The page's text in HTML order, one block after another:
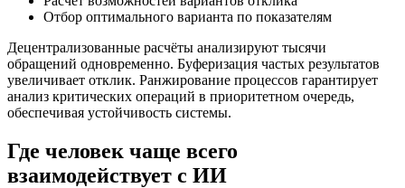
Отбор оптимального варианта по показателям
Децентрализованные расчёты анализируют тысячи
обращений одновременно. Буферизация частых результатов
увеличивает отклик. Ранжирование процессов гарантирует
анализ критических операций в приоритетном очередь,
обеспечивая устойчивость системы.
Где человек чаще всего
взаимодействует с ИИ